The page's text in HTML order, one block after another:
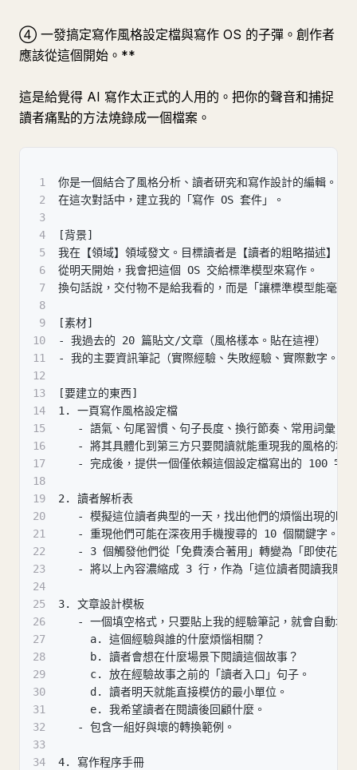
④ 一發搞定寫作風格設定檔與寫作 OS 的子彈。創作者
應該從這個開始。**
這是給覺得 AI 寫作太正式的人用的。把你的聲音和捕捉
讀者痛點的方法燒錄成一個檔案。
1
你是一個結合了風格分析、讀者研究和寫作設計的編輯。
2
在這次對話中，建立我的「寫作 OS 套件」。
3
4
[背景]
5
我在【領域】領域發文。目標讀者是【讀者的粗略描述】。
6
從明天開始，我會把這個 OS 交給標準模型來寫作。
7
換句話說，交付物不是給我看的，而是「讓標準模型能毫不
8
9
[素材]
10
- 我過去的 20 篇貼文/文章（風格樣本。貼在這裡）
11
- 我的主要資訊筆記（實際經驗、失敗經驗、實際數字。亂
12
13
[要建立的東西]
14
1. 一頁寫作風格設定檔
15
- 語氣、句尾習慣、句子長度、換行節奏、常用詞彙、
16
- 將其具體化到第三方只要閱讀就能重現我的風格的程
17
- 完成後，提供一個僅依賴這個設定檔寫出的 100 字
18
19
2. 讀者解析表
20
- 模擬這位讀者典型的一天，找出他們的煩惱出現的時
21
   - 重現他們可能在深夜用手機搜尋的 10 個關鍵字。
22
- 3 個觸發他們從「免費湊合著用」轉變為「即使花時
23
- 將以上內容濃縮成 3 行，作為「這位讀者閱讀我貼
24
25
3. 文章設計模板
26
- 一個填空格式，只要貼上我的經驗筆記，就會自動填
27
     a. 這個經驗與誰的什麼煩惱相關？
28
     b. 讀者會想在什麼場景下閱讀這個故事？
29
     c. 放在經驗故事之前的「讀者入口」句子。
30
     d. 讀者明天就能直接模仿的最小單位。
31
     e. 我希望讀者在閱讀後回顧什麼。
32
   - 包含一組好與壞的轉換範例。
33
34
4. 寫作程序手冊